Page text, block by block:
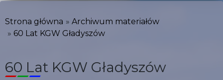
Strona główna
Archiwum materiałów
60 Lat KGW Gładyszów
60 Lat KGW Gładyszów